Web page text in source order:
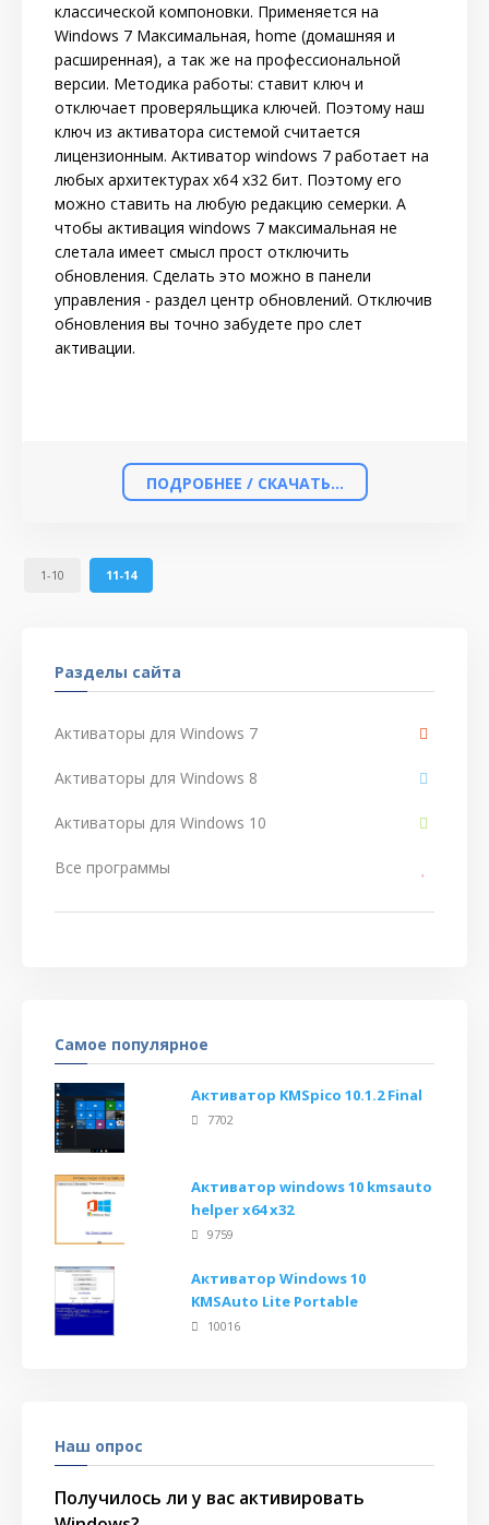
классической компоновки. Применяется на
Windows 7 Максимальная, home (домашняя и
расширенная), а так же на профессиональной
версии. Методика работы: ставит ключ и
отключает проверяльщика ключей. Поэтому наш
ключ из активатора системой считается
лицензионным. Активатор windows 7 работает на
любых архитектурах x64 x32 бит. Поэтому его
можно ставить на любую редакцию семерки. А
чтобы активация windows 7 максимальная не
слетала имеет смысл прост отключить
обновления. Сделать это можно в панели
управления - раздел центр обновлений. Отключив
обновления вы точно забудете про слет
активации.
ПОДРОБНЕЕ / СКАЧАТЬ...
1-10 11-14
Разделы сайта
Активаторы для Windows 7
Активаторы для Windows 8
Активаторы для Windows 10
Все программы
Самое популярное
Активатор KMSpico 10.1.2 Final
7702
Активатор windows 10 kmsauto
helper x64 x32
9759
Активатор Windows 10
KMSAuto Lite Portable
10016
Наш опрос
Получилось ли у вас активировать